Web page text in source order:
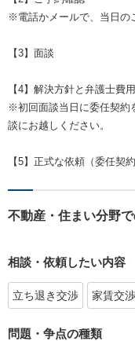
※電話かメールで、当日の
【3】面談
【4】解決方針と弁護士費
※初回面談当日に委任契約
談にお越しください。
【5】正式な依頼（委任契約
不動産・住まい分野
相談・依頼したい内容
立ち退き交渉 家賃交渉
問題・争点の種類